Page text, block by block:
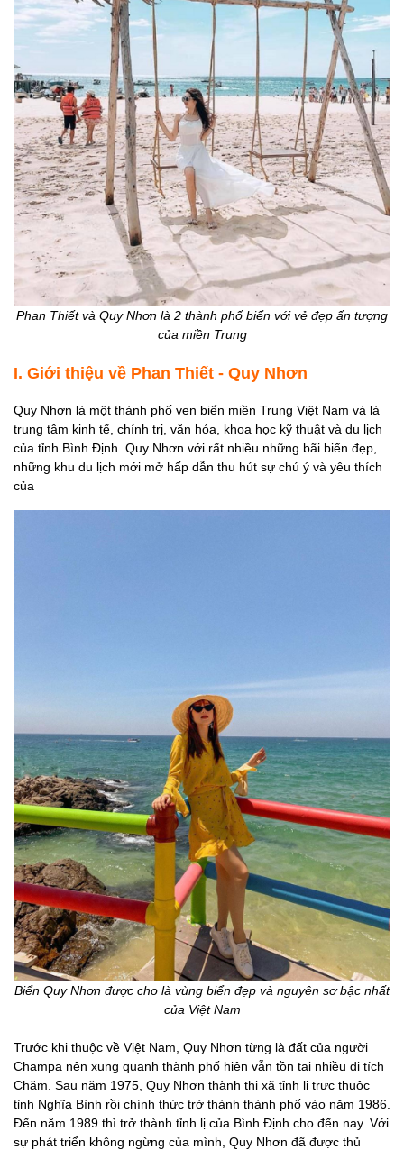
máy bay
4. Di chuyển bằng xe
Phan Thiết và Quy Nhơn là 2 thành phố biển với vẻ đẹp ấn tượng
của miền Trung
I. Giới thiệu về Phan Thiết - Quy Nhơn
Quy Nhơn là một thành phố ven biển miền Trung Việt Nam và là
trung tâm kinh tế, chính trị, văn hóa, khoa học kỹ thuật và du lịch
của tỉnh Bình Định. Quy Nhơn với rất nhiều những bãi biển đẹp,
những khu du lịch mới mở hấp dẫn thu hút sự chú ý và yêu thích
của
Biển Quy Nhơn được cho là vùng biển đẹp và nguyên sơ bậc nhất
của Việt Nam
Trước khi thuộc về Việt Nam, Quy Nhơn từng là đất của người
Champa nên xung quanh thành phố hiện vẫn tồn tại nhiều di tích
Chăm. Sau năm 1975, Quy Nhơn thành thị xã tỉnh lị trực thuộc
tỉnh Nghĩa Bình rồi chính thức trở thành thành phố vào năm 1986.
Đến năm 1989 thì trở thành tỉnh lị của Bình Định cho đến nay. Với
sự phát triển không ngừng của mình, Quy Nhơn đã được thủ